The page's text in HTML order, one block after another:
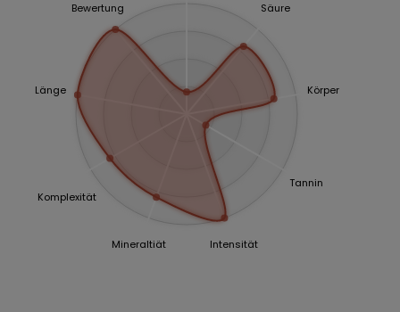
Säure
Körper
Tannin
Intensität
Mineraltiät
Komplexität
Länge
Bewertung